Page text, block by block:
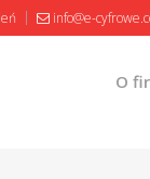
info@e-
O